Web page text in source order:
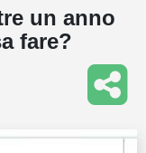
un anno
fare?